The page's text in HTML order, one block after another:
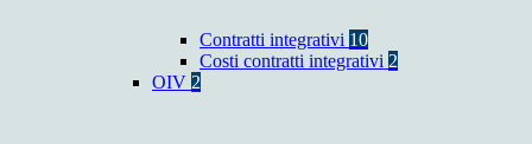
Contratti integrativi 10
Costi contratti integrativi 2
OIV 2